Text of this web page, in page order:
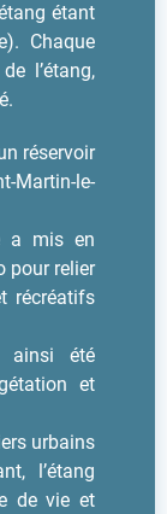
étant
Chaque
l’étang,
réservoir
le-
a mis en
pour relier
récréatifs
ainsi été
et
urbains
l’étang
de vie et